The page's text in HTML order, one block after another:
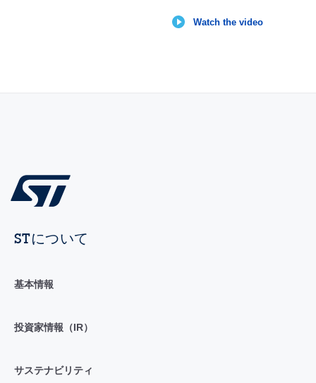
Watch the video
STについて
基本情報
投資家情報（IR）
サステナビリティ